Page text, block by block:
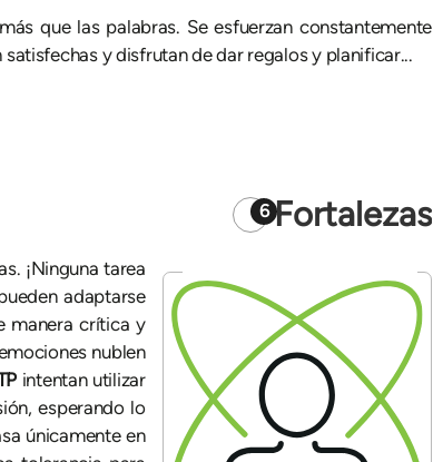
que las palabras. Se esfuerzan constantemente
y disfrutan de dar regalos y planificar...
6 Fortalezas
¡Ninguna tarea
adaptarse
manera crítica y
nublen
intentan utilizar
esperando lo
únicamente en